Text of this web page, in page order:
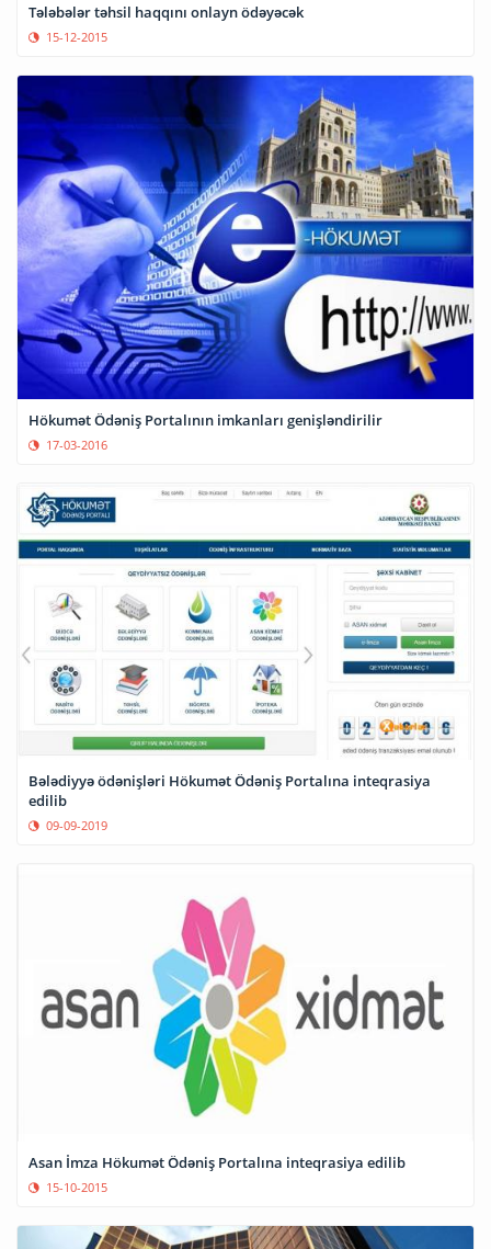
Tələbələr təhsil haqqını onlayn ödəyəcək
15-12-2015
Hökumət Ödəniş Portalının imkanları genişləndirilir
17-03-2016
Bələdiyyə ödənişləri Hökumət Ödəniş Portalına inteqrasiya
edilib
09-09-2019
Asan İmza Hökumət Ödəniş Portalına inteqrasiya edilib
15-10-2015